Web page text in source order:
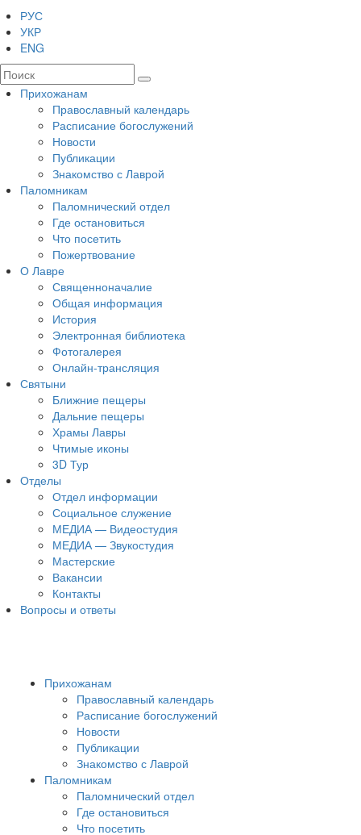
РУС
УКР
ENG
Прихожанам
Православный календарь
Расписание богослужений
Новости
Публикации
Знакомство с Лаврой
Паломникам
Паломнический отдел
Где остановиться
Что посетить
Пожертвование
О Лавре
Священноначалие
Общая информация
История
Электронная библиотека
Фотогалерея
Онлайн-трансляция
Святыни
Ближние пещеры
Дальние пещеры
Храмы Лавры
Чтимые иконы
3D Тур
Отделы
Отдел информации
Социальное служение
МЕДИА — Видеостудия
МЕДИА — Звукостудия
Мастерские
Вакансии
Контакты
Вопросы и ответы
Прихожанам
Православный календарь
Расписание богослужений
Новости
Публикации
Знакомство с Лаврой
Паломникам
Паломнический отдел
Где остановиться
Что посетить